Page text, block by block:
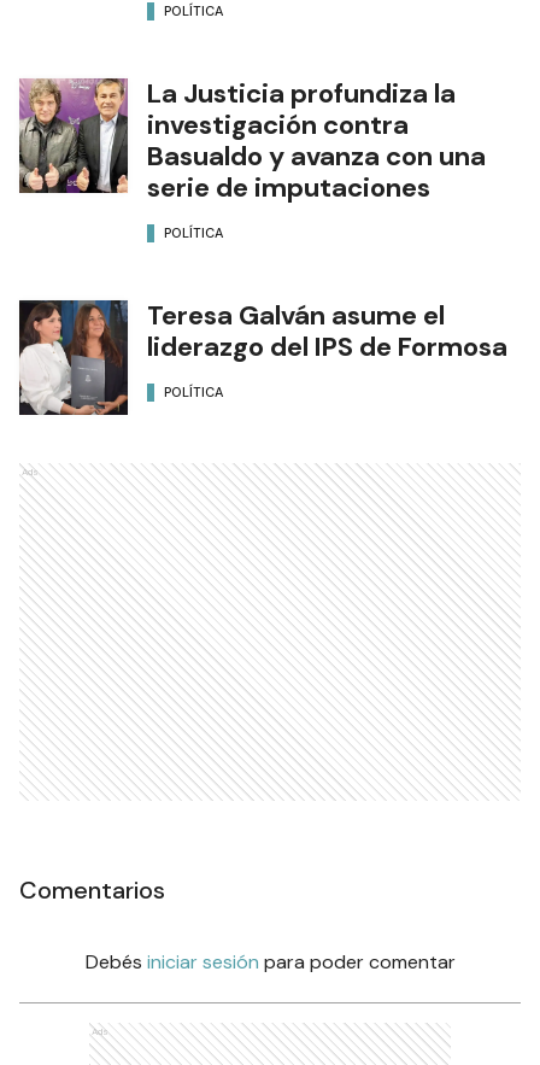
POLÍTICA
La Justicia profundiza la
investigación contra
Basualdo y avanza con una
serie de imputaciones
POLÍTICA
Teresa Galván asume el
liderazgo del IPS de Formosa
POLÍTICA
Ads
Comentarios
Debés iniciar sesión para poder comentar
Ads